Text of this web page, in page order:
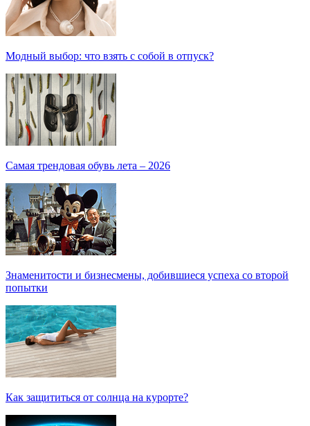
Модный выбор: что взять с собой в отпуск?
Самая трендовая обувь лета – 2026
Знаменитости и бизнесмены, добившиеся успеха со второй
попытки
Как защититься от солнца на курорте?